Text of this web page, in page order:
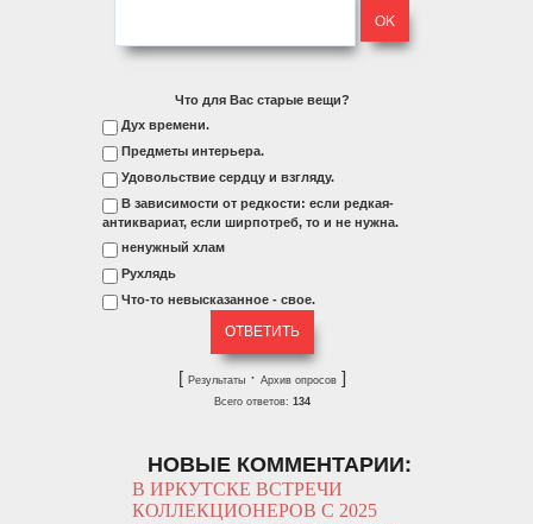
Что для Вас старые вещи?
Дух времени.
Предметы интерьера.
Удовольствие сердцу и взгляду.
В зависимости от редкости: если редкая-
антиквариат, если ширпотреб, то и не нужна.
ненужный хлам
Рухлядь
Что-то невысказанное - свое.
[ Результаты· Архив опросов]
Всего ответов: 134
НОВЫЕ КОММЕНТАРИИ:
В ИРКУТСКЕ ВСТРЕЧИ
КОЛЛЕКЦИОНЕРОВ С 2025